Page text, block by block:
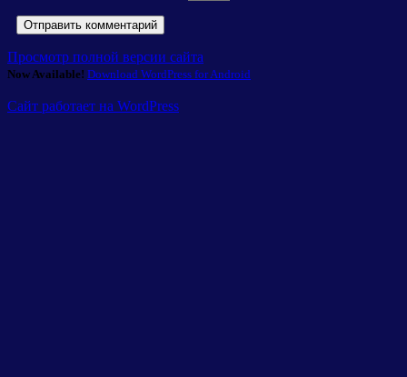
Просмотр полной версии сайта
Now Available! Download WordPress for Android
Сайт работает на WordPress